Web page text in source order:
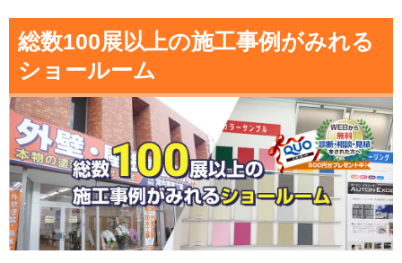
総数100展以上の施工事例がみれる
ショールーム